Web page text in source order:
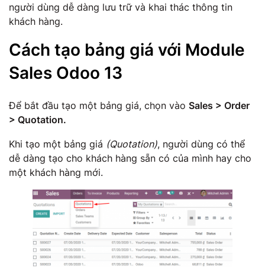
người dùng dễ dàng lưu trữ và khai thác thông tin
khách hàng.
Cách tạo bảng giá với Module
Sales Odoo 13
Để bắt đầu tạo một bảng giá, chọn vào Sales > Order
> Quotation.
Khi tạo một bảng giá (Quotation), người dùng có thể
dễ dàng tạo cho khách hàng sẵn có của mình hay cho
một khách hàng mới.